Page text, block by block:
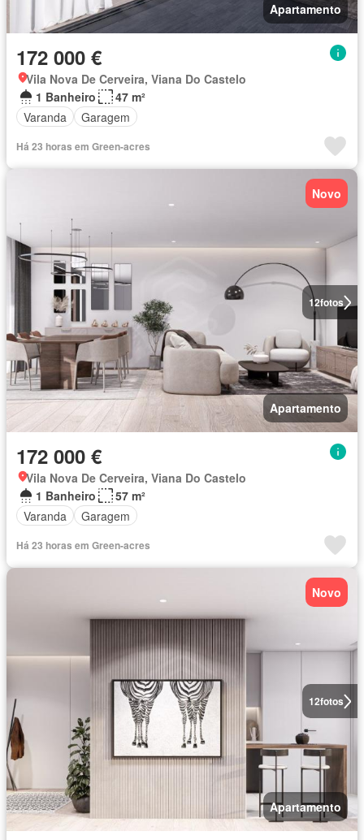
Apartamento
172 000 €
Vila Nova De Cerveira, Viana Do Castelo
1 Banheiro
47 m²
Varanda
Garagem
Há 23 horas em Green-acres
12fotos
Novo
Apartamento
172 000 €
Vila Nova De Cerveira, Viana Do Castelo
1 Banheiro
57 m²
Varanda
Garagem
Há 23 horas em Green-acres
12fotos
Novo
Apartamento